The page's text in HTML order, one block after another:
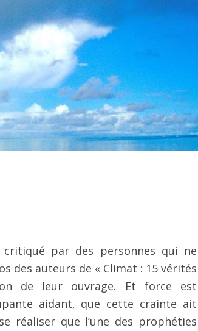
par des personnes qui ne
des auteurs de « Climat : 15 vérités
de leur ouvrage. Et force est
aidant, que cette crainte ait
réaliser que l’une des prophéties